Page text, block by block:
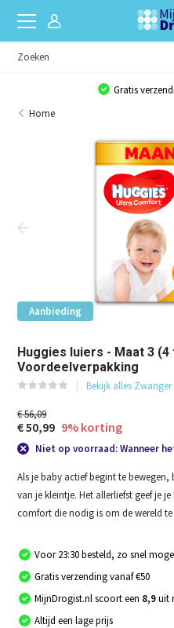
Gratis
Home
Aanbieding
Huggies luiers - Maat 3
Voordeelverpakking
Bekijk alles
€ 56,09
€ 50,99 9% korting
Niet op voorraad: Wanneer
Als je baby actief begint te bewegen,
van je kleintje. Het allerliefst geef je
comfort die nodig is om de wereld te
Voor 23:30 besteld, zo snel
Gratis verzending vanaf €50
MijnDrogist.nl scoort een 8,9uit
Altijd een lage prijs